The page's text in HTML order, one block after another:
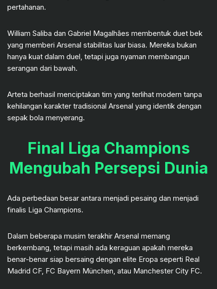
pertahanan.
William Saliba dan Gabriel Magalhães membentuk duet bek
yang memberi Arsenal stabilitas luar biasa. Mereka bukan
hanya kuat dalam duel, tetapi juga nyaman membangun
serangan dari bawah.
Arteta berhasil menciptakan tim yang terlihat modern tanpa
kehilangan karakter tradisional Arsenal yang identik dengan
sepak bola menyerang.
Final Liga Champions
Mengubah Persepsi Dunia
Ada perbedaan besar antara menjadi pesaing dan menjadi
finalis Liga Champions.
Dalam beberapa musim terakhir Arsenal memang
berkembang, tetapi masih ada keraguan apakah mereka
benar-benar siap bersaing dengan elite Eropa seperti Real
Madrid CF, FC Bayern München, atau Manchester City FC.